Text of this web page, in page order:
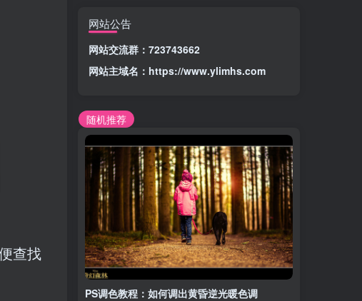
查找
网站公告
网站交流群：723743662
网站主域名： https://www.ylimhs.com
随机推荐
PS调色教程：如何调出黄昏逆光暖色调